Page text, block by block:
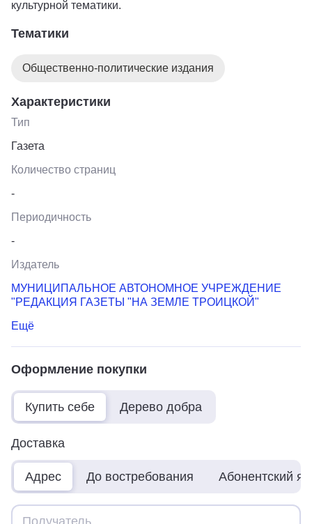
культурной тематики.
Тематики
Общественно-политические издания
Характеристики
Тип
Газета
Количество страниц
-
Периодичность
-
Издатель
МУНИЦИПАЛЬНОЕ АВТОНОМНОЕ УЧРЕЖДЕНИЕ
"РЕДАКЦИЯ ГАЗЕТЫ "НА ЗЕМЛЕ ТРОИЦКОЙ"
Ещё
Оформление покупки
Купить себе Дерево добра
Доставка
Адрес До востребования Абонентский